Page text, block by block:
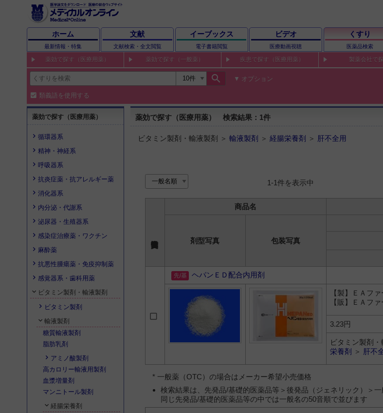
ホーム
最新情報・特集
文献
文献検索・全文閲覧
イーブックス
電子書籍閲覧
ビデオ
医療動画視聴
くすり
医薬品検索
薬効で探す（医療用薬） 薬効で探す（一般薬） 疾患で探す（医療用薬） 製薬会社で
search オプション
類義語を使用する
薬効で探す（医療用薬）
循環器系
精神・神経系
呼吸器系
抗炎症薬・抗アレルギー薬
消化器系
内分泌・代謝系
泌尿器・生殖器系
感染症治療薬・ワクチン
麻酔薬
抗悪性腫瘍薬・免疫抑制薬
感覚器系・歯科用薬
ビタミン製剤・輸液製剤
ビタミン製剤
輸液製剤
糖質輸液製剤
脂肪乳剤
アミノ酸製剤
高カロリー輸液用製剤
血漿増量剤
マンニトール製剤
経腸栄養剤
薬効で探す（医療用薬） 検索結果：1件
ビタミン製剤・輸液製剤 ＞ 輸液製剤 ＞ 経腸栄養剤 ＞ 肝不全用
1-1件を表示中
商品名
剤型写真 包装写真
ヘパンＥＤ配合内用剤
【製】ＥＡフ
【販】ＥＡフ
3.23円
ビタミン製剤・
栄養剤
＞ 肝不
* 一般薬（OTC）の場合はメーカー希望小売価格
検索結果は、先発品/基礎的医薬品等＞後発品（ジェネリック）＞一
同じ先発品/基礎的医薬品等の中では一般名の50音順で並びます